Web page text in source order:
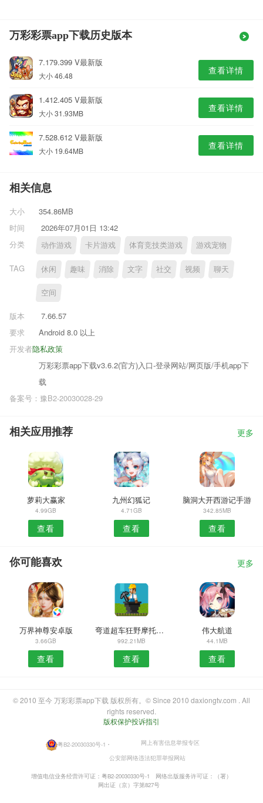
万彩彩票app下载历史版本
7.179.399 V最新版
大小 46.48 查看详情
1.412.405 V最新版
大小 31.93MB 查看详情
7.528.612 V最新版
大小 19.64MB 查看详情
相关信息
大小
354.86MB
时间
2026年07月01日 13:42
分类
动作游戏 卡片游戏 体育竞技类游戏 游戏宠物
TAG 休闲 趣味 消除 文字 社交 视频 聊天
空间
版本
7.66.57
要求
Android 8.0 以上
隐私政策
开发者
万彩彩票app下载v3.6.2(官方)入口-登录网站/网页版/手机app下
载
备案号：豫B2-20030028-29
相关应用推荐 更多
萝莉大赢家
4.99GB
查看
九州幻狐记
4.71GB
查看
脑洞大开西游记手游
342.85MB
查看
你可能喜欢 更多
万界神尊安卓版
3.66GB
查看
弯道超车狂野摩托对决
992.21MB
查看
伟大航道
44.1MB
查看
© 2010 至今 万彩彩票app下载 版权所有。© Since 2010 daxiongtv.com . All
rights reserved.
版权保护投诉指引
粤B2-20030330号-1 ・
网上有害信息举报专区
公安部网络违法犯罪举报网站
增值电信业务经营许可证：粤B2-20030330号-1
网络出版服务许可证：（署）
网出证（京）字第827号